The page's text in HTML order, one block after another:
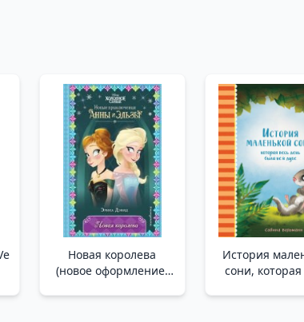
Новая королева
(новое оформление)
История
сони,